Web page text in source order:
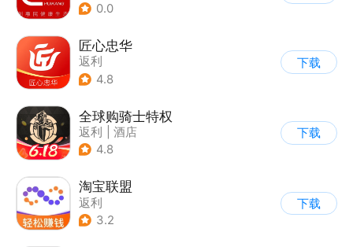
0.0
匠心忠华
返利
4.8
下载
全球购骑士特权
返利
酒店
4.8
下载
淘宝联盟
返利
3.2
下载